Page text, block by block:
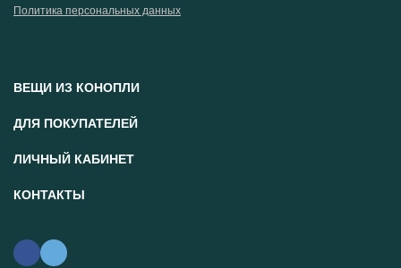
Политика персональных данных
ВЕЩИ ИЗ КОНОПЛИ
ДЛЯ ПОКУПАТЕЛЕЙ
ЛИЧНЫЙ КАБИНЕТ
КОНТАКТЫ